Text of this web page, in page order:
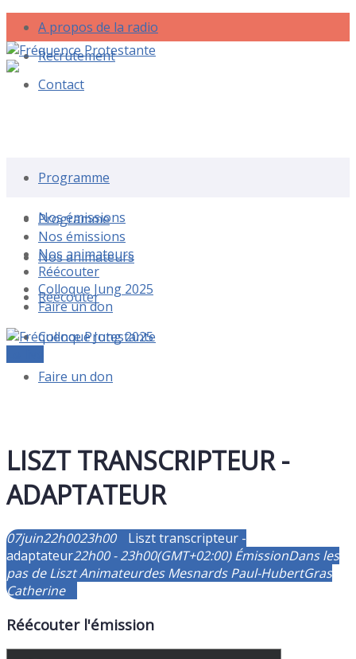
A propos de la radio
Recrutement
Contact
Programme
Nos émissions
Nos animateurs
Réécouter
Colloque Jung 2025
Faire un don
Programme
Nos émissions
Nos animateurs
Réécouter
Colloque Jung 2025
Faire un don
LISZT TRANSCRIPTEUR -
ADAPTATEUR
07juin22h0023h00
Liszt transcripteur -
adaptateur22h00 - 23h00(GMT+02:00) ÉmissionDans les
pas de LisztAnimateurdes Mesnards Paul-HubertGras
Catherine
Réécouter l'émission